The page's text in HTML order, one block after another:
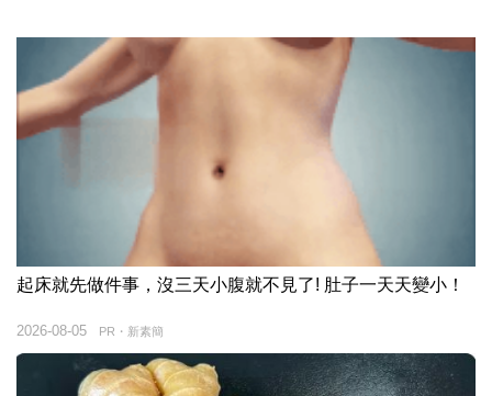
起床就先做件事，沒三天小腹就不見了! 肚子一天天變小！
PR・新素簡
2026-08-05